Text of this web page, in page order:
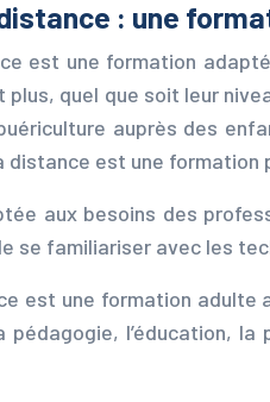
distance : une
est une formation
plus, quel que soit leur
auprès des
distance est une
aux besoins des
se familiariser avec les
est une formation
pédagogie, l’éducation,